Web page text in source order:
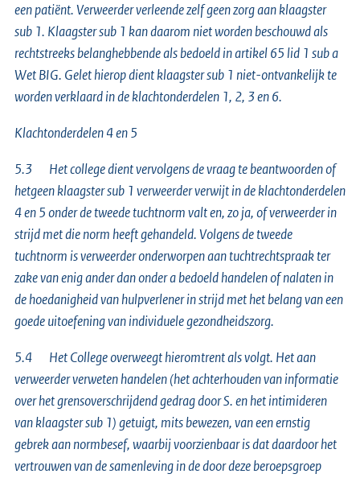
een patiënt. Verweerder verleende zelf geen zorg aan klaagster
sub 1. Klaagster sub 1 kan daarom niet worden beschouwd als
rechtstreeks belanghebbende als bedoeld in artikel 65 lid 1 sub a
Wet BIG. Gelet hierop dient klaagster sub 1 niet-ontvankelijk te
worden verklaard in de klachtonderdelen 1, 2, 3 en 6.
Klachtonderdelen 4 en 5
5.3 Het college dient vervolgens de vraag te beantwoorden of
hetgeen klaagster sub 1 verweerder verwijt in de klachtonderdelen
4 en 5 onder de tweede tuchtnorm valt en, zo ja, of verweerder in
strijd met die norm heeft gehandeld. Volgens de tweede
tuchtnorm is verweerder onderworpen aan tuchtrechtspraak ter
zake van enig ander dan onder a bedoeld handelen of nalaten in
de hoedanigheid van hulpverlener in strijd met het belang van een
goede uitoefening van individuele gezondheidszorg.
5.4 Het College overweegt hieromtrent als volgt. Het aan
verweerder verweten handelen (het achterhouden van informatie
over het grensoverschrijdend gedrag door S. en het intimideren
van klaagster sub 1) getuigt, mits bewezen, van een ernstig
gebrek aan normbesef, waarbij voorzienbaar is dat daardoor het
vertrouwen van de samenleving in de door deze beroepsgroep